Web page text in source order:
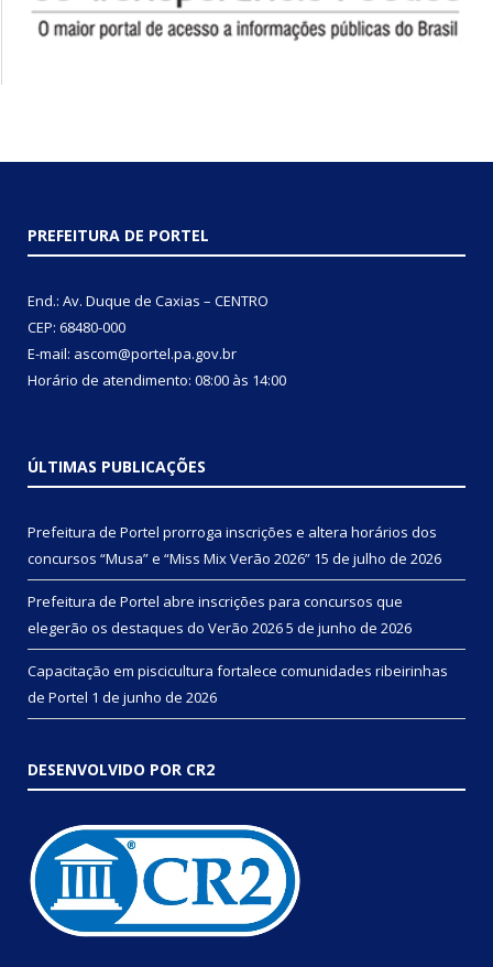
PREFEITURA DE PORTEL
End.: Av. Duque de Caxias – CENTRO
CEP: 68480-000
E-mail: ascom@portel.pa.gov.br
Horário de atendimento: 08:00 às 14:00
ÚLTIMAS PUBLICAÇÕES
Prefeitura de Portel prorroga inscrições e altera horários dos
concursos “Musa” e “Miss Mix Verão 2026” 15 de julho de 2026
Prefeitura de Portel abre inscrições para concursos que
elegerão os destaques do Verão 20265 de junho de 2026
Capacitação em piscicultura fortalece comunidades ribeirinhas
de Portel 1 de junho de 2026
DESENVOLVIDO POR CR2